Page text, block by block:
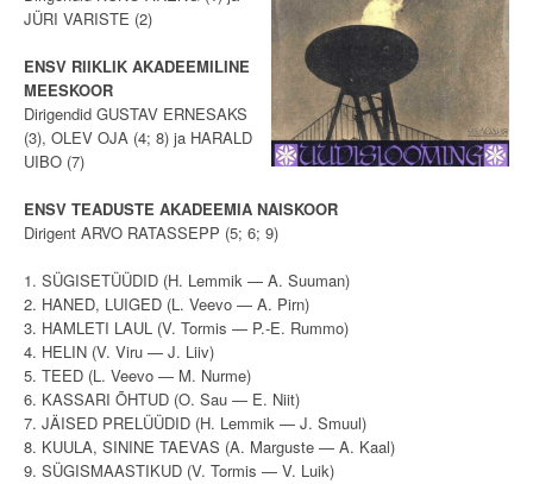
JÜRI VARISTE (2)
ENSV RIIKLIK AKADEEMILINE
MEESKOOR
Dirigendid GUSTAV ERNESAKS
(3), OLEV OJA (4; 8) ja HARALD
UIBO (7)
ENSV TEADUSTE AKADEEMIA NAISKOOR
Dirigent ARVO RATASSEPP (5; 6; 9)
1. SÜGISETÜÜDID (H. Lemmik — A. Suuman)
2. HANED, LUIGED (L. Veevo — A. Pirn)
3. HAMLETI LAUL (V. Tormis — P.-E. Rummo)
4. HELIN (V. Viru — J. Liiv)
5. TEED (L. Veevo — M. Nurme)
6. KASSARI ÕHTUD (O. Sau — E. Niit)
7. JÄISED PRELÜÜDID (H. Lemmik — J. Smuul)
8. KUULA, SININE TAEVAS (A. Marguste — A. Kaal)
9. SÜGISMAASTIKUD (V. Tormis — V. Luik)